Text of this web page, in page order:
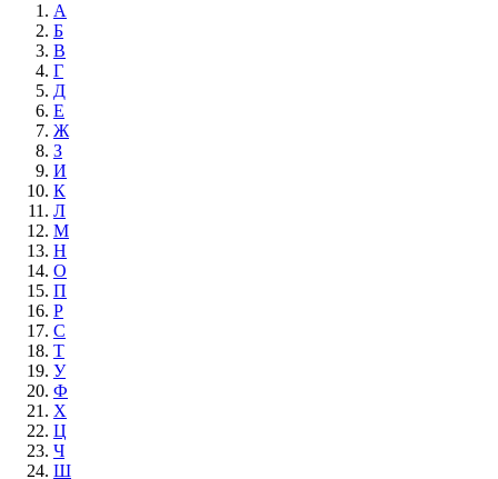
А
Б
В
Г
Д
Е
Ж
З
И
К
Л
М
Н
О
П
Р
С
Т
У
Ф
Х
Ц
Ч
Ш